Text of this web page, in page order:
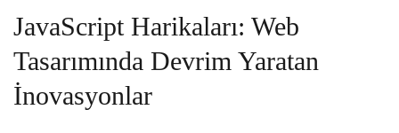
JavaScript Harikaları: Web
Tasarımında Devrim Yaratan
İnovasyonlar